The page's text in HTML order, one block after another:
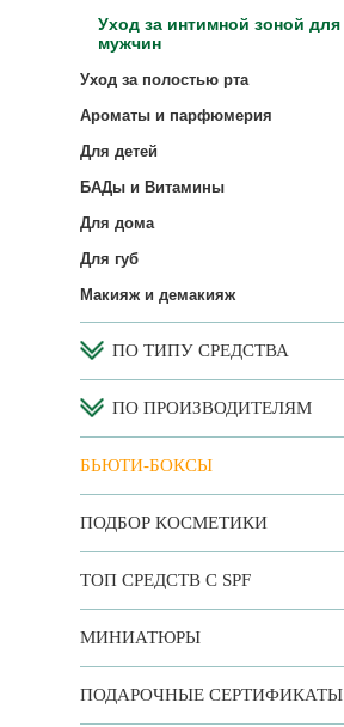
Уход за интимной зоной для
мужчин
Уход за полостью рта
Ароматы и парфюмерия
Для детей
БАДы и Витамины
Для дома
Для губ
Макияж и демакияж
ПО ТИПУ СРЕДСТВА
ПО ПРОИЗВОДИТЕЛЯМ
БЬЮТИ-БОКСЫ
ПОДБОР КОСМЕТИКИ
ТОП СРЕДСТВ С SPF
МИНИАТЮРЫ
ПОДАРОЧНЫЕ СЕРТИФИКАТЫ